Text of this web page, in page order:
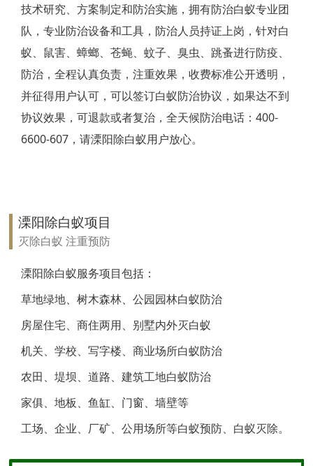
兴化白蚁防治
靖江白蚁防治
泰兴白蚁防治
扬州白蚁防治
宝应白蚁防治
镇江白蚁防治
丹阳白蚁防治
扬中白蚁防治
句容白蚁防治
响水白蚁防治
滨海白蚁防治
阜宁白蚁防治
技术研究、方案制定和防治实施，拥有防治白蚁专业团
队，专业防治设备和工具，防治人员持证上岗，针对白
蚁、鼠害、蟑螂、苍蝇、蚊子、臭虫、跳蚤进行防疫、
防治，全程认真负责，注重效果，收费标准公开透明，
并征得用户认可，可以签订白蚁防治协议，如果达不到
协议效果，可退款或者复治，全天候防治电话：400-
6600-607，请溧阳除白蚁用户放心。
溧阳除白蚁项目
灭除白蚁 注重预防
溧阳除白蚁服务项目包括：
草地绿地、树木森林、公园园林白蚁防治
房屋住宅、商住两用、别墅内外灭白蚁
机关、学校、写字楼、商业场所白蚁防治
农田、堤坝、道路、建筑工地白蚁防治
家俱、地板、鱼缸、门窗、墙壁等
工场、企业、厂矿、公用场所等白蚁预防、白蚁灭除。